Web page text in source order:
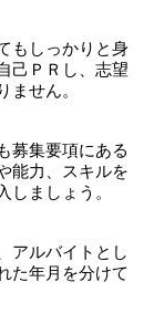
もしっかりと身
己ＰＲし、志望
ません。
募集要項にある
能力、スキルを
しましょう。
アルバイトとし
た年月を分けて